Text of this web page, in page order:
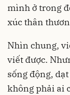
mình ở trong
xúc thân
Nhìn chung,
viết được.
sống động,
không phải ai